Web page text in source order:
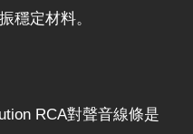
穩定材料。
RCA對聲音線條是